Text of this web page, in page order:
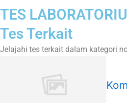
TES
Tes Terkait
Jelajahi tes terkait dalam kategori